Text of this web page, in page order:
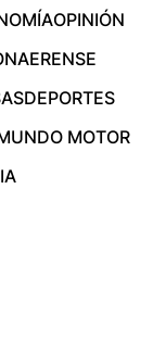
OPINIÓN
DEPORTES
MOTOR